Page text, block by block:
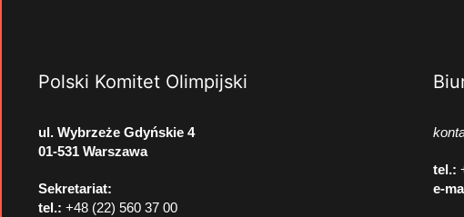
Polski Komitet Olimpijski
ul. Wybrzeże Gdyńskie 4
01-531 Warszawa
Sekretariat:
tel.: +48 (22) 560 37 00
tel.:
e-